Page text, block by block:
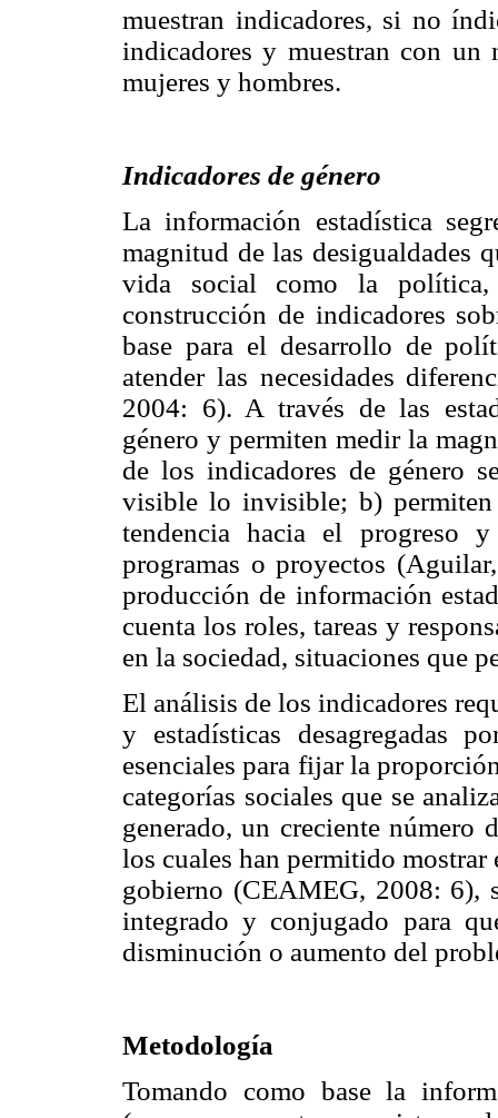
muestran indicadores, si no
indicadores y muestran con un
mujeres y hombres.
Indicadores de género
La información estadística
magnitud de las desigualdades
vida social como la política,
construcción de indicadores
base para el desarrollo de
atender las necesidades
2004: 6). A través de las
género y permiten medir la
de los indicadores de género
visible lo invisible; b) permiten
tendencia hacia el progreso
programas o proyectos
producción de información
cuenta los roles, tareas y
en la sociedad, situaciones que
El análisis de los indicadores
y estadísticas desagregadas
esenciales para fijar la
categorías sociales que se
generado, un creciente número
los cuales han permitido
gobierno (CEAMEG, 2008: 6),
integrado y conjugado para
disminución o aumento del
Metodología
Tomando como base la